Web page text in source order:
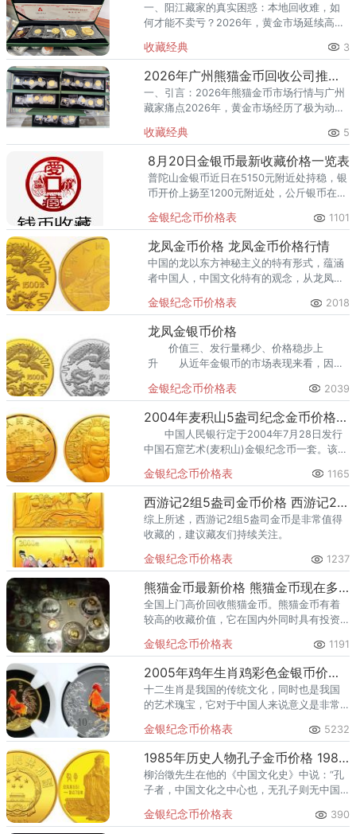
一、阳江藏家的真实困惑：本地回收难，如
何才能不卖亏？2026年，黄金市场延续高位
性的国家法定货币，一直是贵金属市场的热
门品种。2026版熊猫金
收藏经典 3
2026年广州熊猫金币回收公司推荐：哪里回收价格高且支持上门？
一、引言：2026年熊猫金币市场行情与广州
藏家痛点2026年，黄金市场经历了极为动荡
司的历史高点后持续走弱，至6月中下旬跌破
4000美元
收藏经典 5
8月20日金银币最新收藏价格一览表
普陀山金银币近日在5150元附近处持稳，银
币开价上扬至1200元附近处，公斤银币在
近处。另外成交亮点主要还是集中在熊猫金
银币上，每天都有小幅涨幅呈现。
金银纪念币价格表 1101
龙凤金币价格 龙凤金币价格行情
中国的龙以东方神秘主义的特有形式，蕴涵
者中国人，中国文化特有的观念，从龙凤呈
者爱人主题观的诉求。在中国传统的吉祥图
案中，龙凤是很好看的一种。
金银纪念币价格表 2018
龙凤金银币价格
价值三、发行量稀少、价格稳步上
升 从近年金银币的市场表现来看，因为
格一直稳中有升。
金银纪念币价格表 2039
2004年麦积山5盎司纪念金币价格价值分析
中国人民银行定于2004年7月28日发行
中国石窟艺术(麦积山)金银纪念币一套。该套
中华人民共和国法定货币。
金银纪念币价格表 1165
西游记2组5盎司金币价格 西游记2组5盎司金币回收价目表
综上所述，西游记2组5盎司金币是非常值得
收藏的，建议藏友们持续关注。
金银纪念币价格表 1237
熊猫金币最新价格 熊猫金币现在多少钱一套
全国上门高价回收熊猫金币。熊猫金币有着
较高的收藏价值，它在国内外同时具有投资
藏价高，是金银纪念币中的精品，对收藏者
有着极大的吸引力。熊猫金币是
金银纪念币价格表 1191
2005年鸡年生肖鸡彩色金银币价格 2005年鸡年生肖鸡彩色金银币最新价格
十二生肖是我国的传统文化，同时也是我国
的艺术瑰宝，它对于中国人来说意义是非常
自己的生肖属相，所以大多数的中国人都对
十二生肖寄予了特殊的情感，所
金银纪念币价格表 5232
1985年历史人物孔子金币价格 1985年1/3盎司孔子金币回收价格
柳治徵先生在他的《中国文化史》中说：“孔
子者，中国文化之中心也，无孔子则无中国
传，自孔子以后若干年文化赖孔子以开。”这
金银纪念币价格表 390